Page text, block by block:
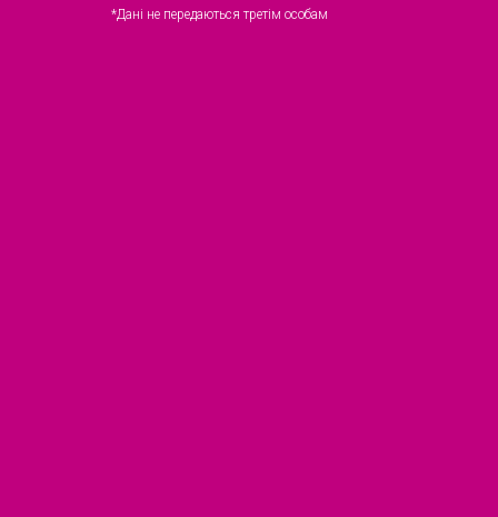
*Дані не передаються третім особам